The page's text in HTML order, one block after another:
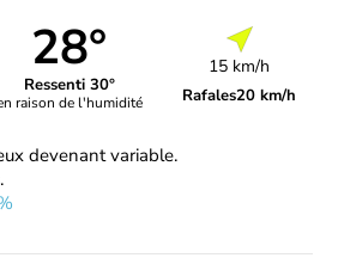
28°
Ressenti 30°
raison de l'humidité
15 km/h
Rafales20 km/h
devenant variable.